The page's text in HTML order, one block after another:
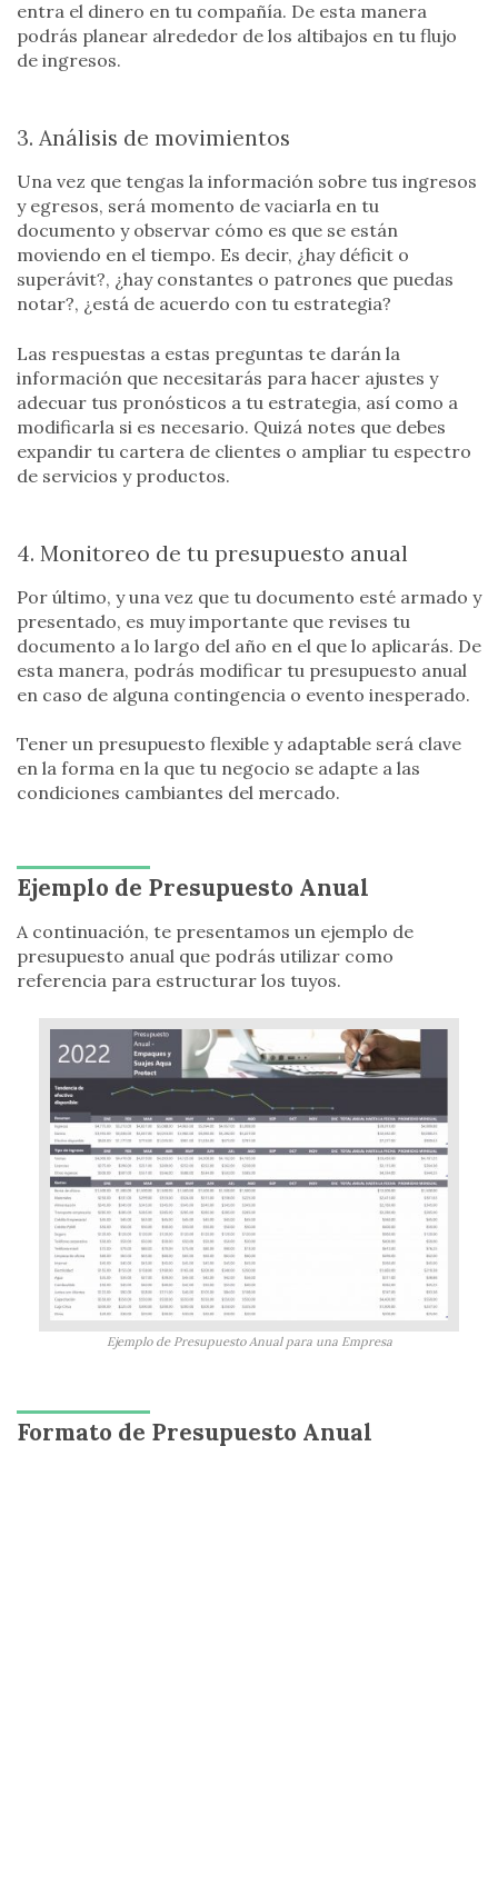
entra el dinero en tu compañía. De esta manera
podrás planear alrededor de los altibajos en tu flujo
de ingresos.
3. Análisis de movimientos
Una vez que tengas la información sobre tus ingresos
y egresos, será momento de vaciarla en tu
documento y observar cómo es que se están
moviendo en el tiempo. Es decir, ¿hay déficit o
superávit?, ¿hay constantes o patrones que puedas
notar?, ¿está de acuerdo con tu estrategia?
Las respuestas a estas preguntas te darán la
información que necesitarás para hacer ajustes y
adecuar tus pronósticos a tu estrategia, así como a
modificarla si es necesario. Quizá notes que debes
expandir tu cartera de clientes o ampliar tu espectro
de servicios y productos.
4. Monitoreo de tu presupuesto anual
Por último, y una vez que tu documento esté armado y
presentado, es muy importante que revises tu
documento a lo largo del año en el que lo aplicarás. De
esta manera, podrás modificar tu presupuesto anual
en caso de alguna contingencia o evento inesperado.
Tener un presupuesto flexible y adaptable será clave
en la forma en la que tu negocio se adapte a las
condiciones cambiantes del mercado.
Ejemplo de Presupuesto Anual
A continuación, te presentamos un ejemplo de
presupuesto anual que podrás utilizar como
referencia para estructurar los tuyos.
Ejemplo de Presupuesto Anual para una Empresa
Formato de Presupuesto Anual